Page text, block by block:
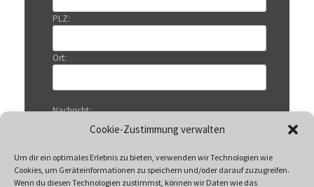
Cookie-Zustimmung verwalten
Um dir ein optimales Erlebnis zu bieten, verwenden wir Technologien wie
Cookies, um Geräteinformationen zu speichern und/oder darauf zuzugreifen.
Wenn du diesen Technologien zustimmst, können wir Daten wie das
PLZ:
Ort:
Nachricht: